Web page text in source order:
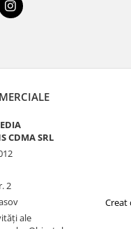
CDMA SRL
2
ale
Creat